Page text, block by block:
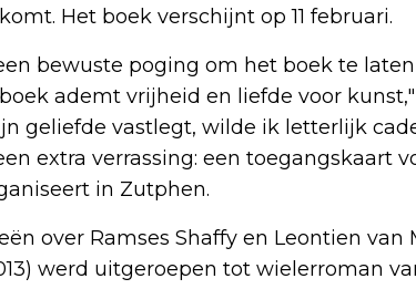
Het boek verschijnt op 11 februari.
bewuste poging om het boek te
ademt vrijheid en liefde voor
geliefde vastlegt, wilde ik letterlijk
extra verrassing: een toegangskaart
in Zutphen.
over Ramses Shaffy en Leontien van
werd uitgeroepen tot wielerroman